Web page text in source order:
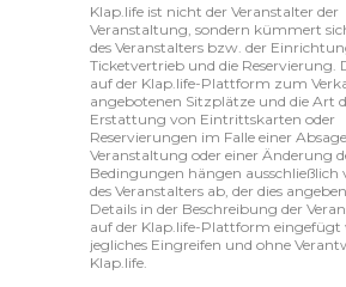
Klap.life ist nicht der Veranstalter der
Veranstaltung, sondern kümmert
des Veranstalters bzw. der
Ticketvertrieb und die Reservierung.
auf der Klap.life-Plattform zum
angebotenen Sitzplätze und die Art
Erstattung von Eintrittskarten oder
Reservierungen im Falle einer
Veranstaltung oder einer Änderung
Bedingungen hängen ausschließlich
des Veranstalters ab, der dies
Details in der Beschreibung der
auf der Klap.life-Plattform eingefügt
jegliches Eingreifen und ohne
Klap.life.